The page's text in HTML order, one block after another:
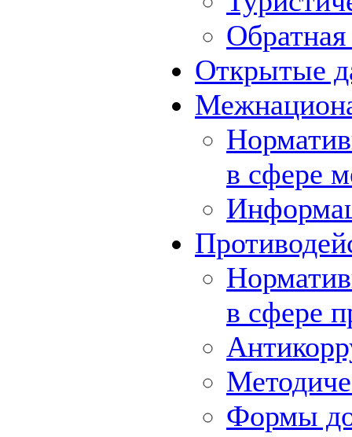
Обратная
Открытые
в сфере
в сфере
Формы